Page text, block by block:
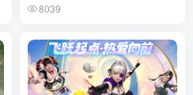
8039